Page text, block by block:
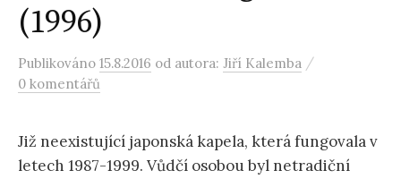
(1996)
Publikováno 15.8.2016 od autora: Jiří Kalemba /
0 komentářů
Již neexistující japonská kapela, která fungovala v
letech 1987-1999. Vůdčí osobou byl netradiční